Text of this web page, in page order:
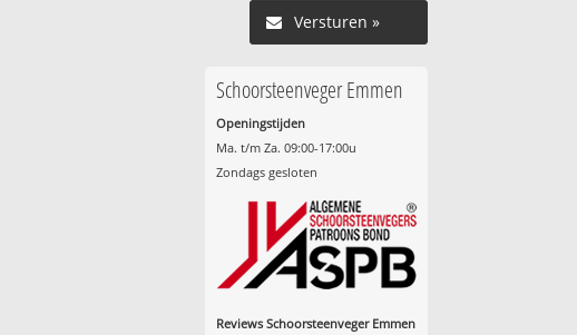
Versturen »
Schoorsteenveger Emmen
Openingstijden
Ma. t/m Za. 09:00-17:00u
Zondags gesloten
Reviews Schoorsteenveger Emmen